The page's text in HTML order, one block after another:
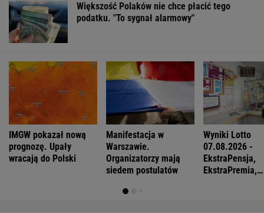
Większość Polaków nie chce płacić tego
podatku. "To sygnał alarmowy"
IMGW pokazał nową
prognozę. Upały
wracają do Polski
Manifestacja w
Warszawie.
Organizatorzy mają
siedem postulatów
Wyniki Lotto
07.08.2026 -
EkstraPensja,
EkstraPremia,